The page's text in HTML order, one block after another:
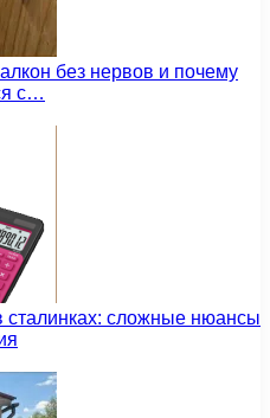
без нервов и почему
с…
сталинках: сложные нюансы